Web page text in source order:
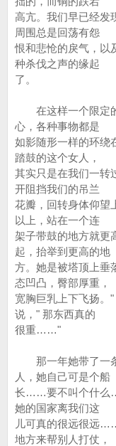
高亢。我们早已经发
周围总是回荡有怨
恨和悲怆的戾气，以
种杀伐之声的缘起
了。
在这样一个限定的
心，各种事物都是
如影随形一样的环绕
踏鼓的这个女人，
其实只是在我们一转
开阻挡我们的吊兰
花瓣，回转身体仰望
以上，站在一个连
架子带鼓的地方就更
起，抬举到更高的地
方。她是被塔顶上垂
态凹凸，臀部厚重，
宽胸巨乳上下飞扬。
说，" 那东西真的
很重……"
那一年她带了一条
人，她自己可是个船
长……要不叫个什么
她的国家离我们这
儿可真的很远很远
地方来帮别人打仗，